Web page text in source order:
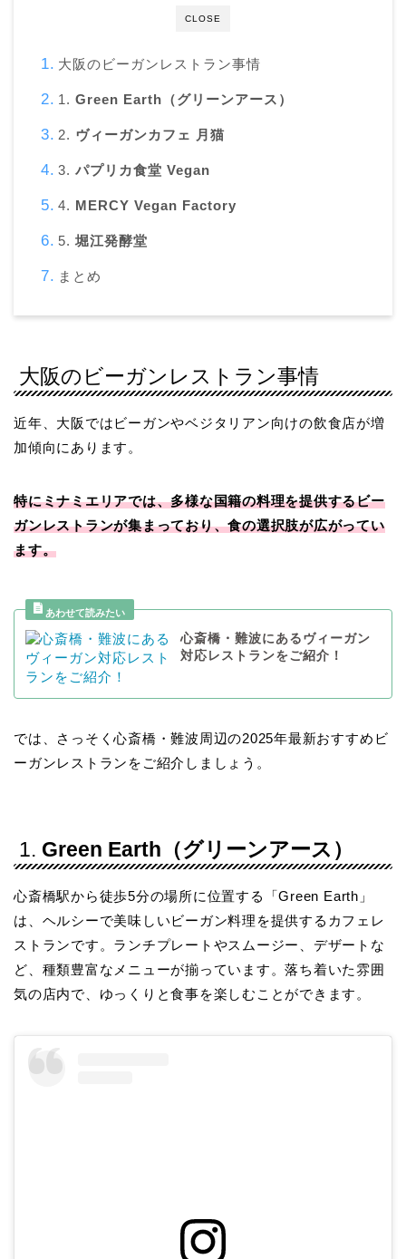
CLOSE
大阪のビーガンレストラン事情
1. Green Earth（グリーンアース）
2. ヴィーガンカフェ 月猫
3. パプリカ食堂 Vegan
4. MERCY Vegan Factory
5. 堀江発酵堂
まとめ
大阪のビーガンレストラン事情
近年、大阪ではビーガンやベジタリアン向けの飲食店が増
加傾向にあります。
特にミナミエリアでは、多様な国籍の料理を提供するビー
ガンレストランが集まっており、食の選択肢が広がってい
ます。
心斎橋・難波にあるヴィーガン
対応レストランをご紹介！
では、さっそく心斎橋・難波周辺の2025年最新おすすめビ
ーガンレストランをご紹介しましょう。
1. Green Earth（グリーンアース）
心斎橋駅から徒歩5分の場所に位置する「Green Earth」
は、ヘルシーで美味しいビーガン料理を提供するカフェレ
ストランです。ランチプレートやスムージー、デザートな
ど、種類豊富なメニューが揃っています。落ち着いた雰囲
気の店内で、ゆっくりと食事を楽しむことができます。